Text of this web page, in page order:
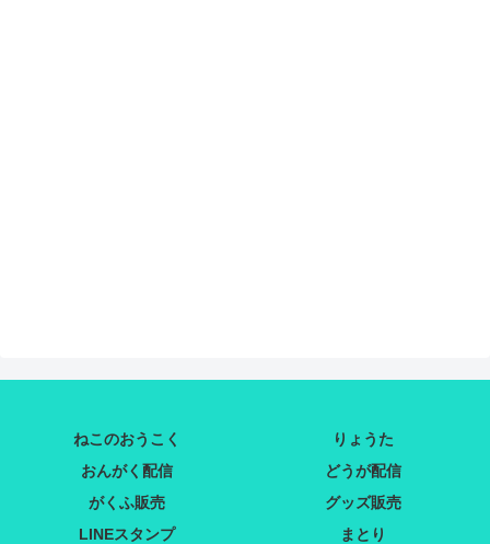
ねこのおうこく
りょうた
おんがく配信
どうが配信
がくふ販売
グッズ販売
LINEスタンプ
まとり